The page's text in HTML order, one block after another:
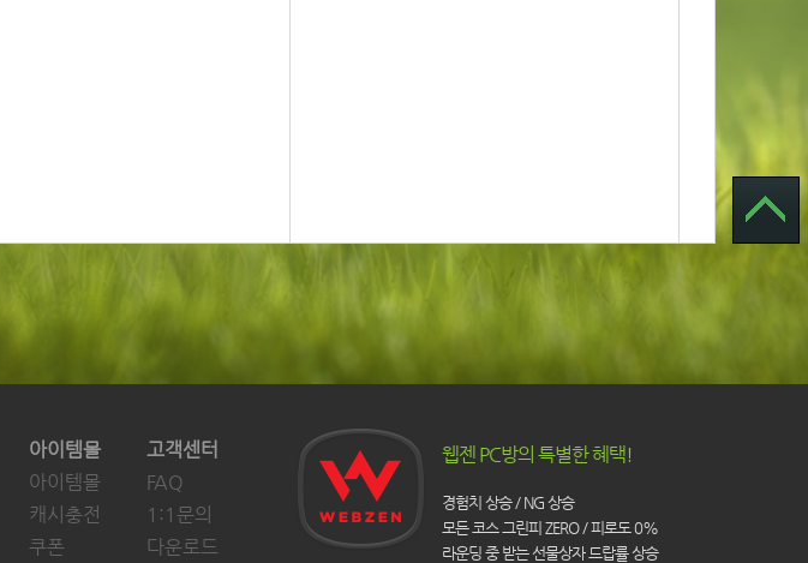
아이템몰
아이템몰
캐시충전
쿠폰
고객센터
FAQ
1:1문의
다운로드
웹젠 PC방의 특별한 혜택!
경험치 상승 / NG 상승
모든 코스 그린피 ZERO / 피로도 0%
라운딩 중 받는 선물상자 드랍률 상승